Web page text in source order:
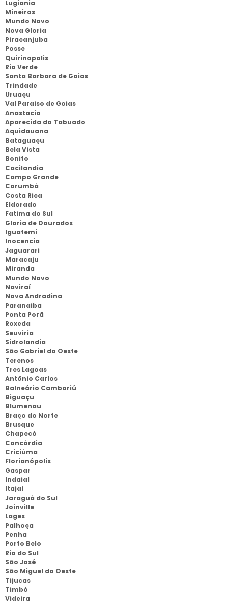
Lugiania
Mineiros
Mundo Novo
Nova Gloria
Piracanjuba
Posse
Quirinopolis
Rio Verde
Santa Barbara de Goias
Trindade
Uruaçu
Val Paraiso de Goias
Anastacio
Aparecida do Tabuado
Aquidauana
Bataguaçu
Bela Vista
Bonito
Cacilandia
Campo Grande
Corumbá
Costa Rica
Eldorado
Fatima do Sul
Gloria de Dourados
Iguatemi
Inocencia
Jaguarari
Maracaju
Miranda
Mundo Novo
Naviraí
Nova Andradina
Paranaiba
Ponta Porã
Roxeda
Seuviria
Sidrolandia
São Gabriel do Oeste
Terenos
Tres Lagoas
Antônio Carlos
Balneário Camboriú
Biguaçu
Blumenau
Braço do Norte
Brusque
Chapecó
Concórdia
Criciúma
Florianópolis
Gaspar
Indaial
Itajaí
Jaraguá do Sul
Joinville
Lages
Palhoça
Penha
Porto Belo
Rio do Sul
São José
São Miguel do Oeste
Tijucas
Timbó
Videira